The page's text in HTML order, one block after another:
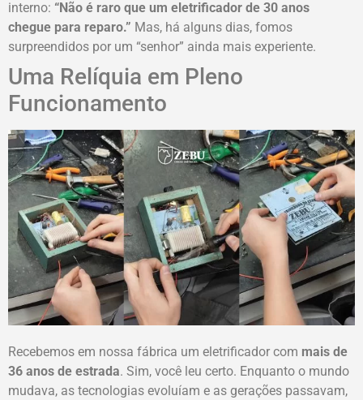
interno: “Não é raro que um eletrificador de 30 anos
chegue para reparo.” Mas, há alguns dias, fomos
surpreendidos por um “senhor” ainda mais experiente.
Uma Relíquia em Pleno
Funcionamento
Recebemos em nossa fábrica um eletrificador com mais de
36 anos de estrada. Sim, você leu certo. Enquanto o mundo
mudava, as tecnologias evoluíam e as gerações passavam,